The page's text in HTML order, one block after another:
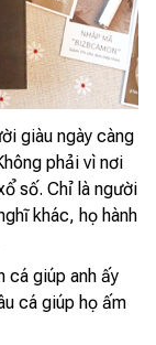
giàu ngày càng
phải vì nơi
số. Chỉ là người
khác, họ hành
cá giúp anh ấy
cá giúp họ ấm